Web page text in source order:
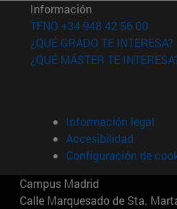
ventana)
nueva ventana)
nueva ventana)
Información
TFNO +34 948 42 56 00
¿QUÉ GRADO TE INTERESA?
¿QUÉ MÁSTER TE
Información legal
Accesibilidad
Configuración de
Campus Madrid
Calle Marquesado de Sta.